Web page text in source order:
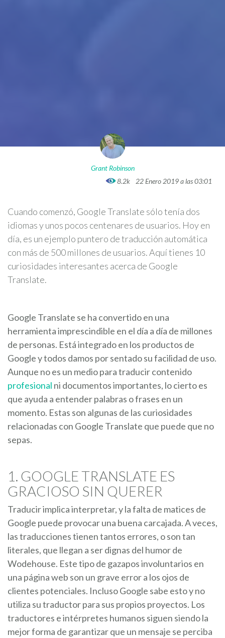
Grant Robinson
8.2k
22 Enero 2019 a las 03:01
Cuando comenzó, Google Translate sólo tenía dos
idiomas y unos pocos centenares de usuarios. Hoy en
día, es un ejemplo puntero de traducción automática
con más de 500 millones de usuarios. Aquí tienes 10
curiosidades interesantes acerca de Google
Translate.
Google Translate se ha convertido en una
herramienta imprescindible en el día a día de millones
de personas. Está integrado en los productos de
Google y todos damos por sentado su facilidad de uso.
Aunque no es un medio para traducir contenido
profesional ni documentos importantes, lo cierto es
que ayuda a entender palabras o frases en un
momento. Estas son algunas de las curiosidades
relacionadas con Google Translate que puede que no
sepas.
1. GOOGLE TRANSLATE ES
GRACIOSO SIN QUERER
Traducir implica interpretar, y la falta de matices de
Google puede provocar una buena carcajada. A veces,
las traducciones tienen tantos errores, o son tan
literales, que llegan a ser dignas del humor de
Wodehouse. Este tipo de gazapos involuntarios en
una página web son un grave error a los ojos de
clientes potenciales. Incluso Google sabe esto y no
utiliza su traductor para sus propios proyectos. Los
traductores e intérpretes humanos siguen siendo la
mejor forma de garantizar que un mensaje se perciba